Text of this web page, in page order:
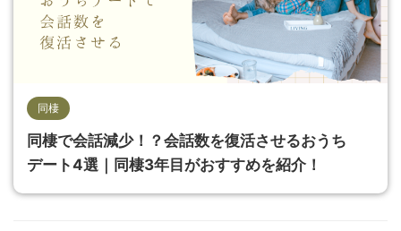
同棲
同棲で会話減少！？会話数を復活させるおうち
デート4選｜同棲3年目がおすすめを紹介！